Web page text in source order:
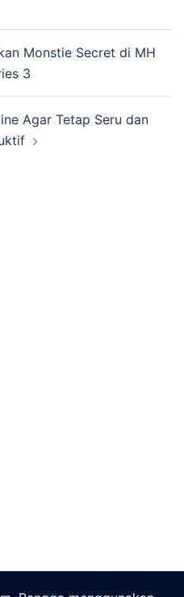
Monstie Secret di MH
3
Agar Tetap Seru dan